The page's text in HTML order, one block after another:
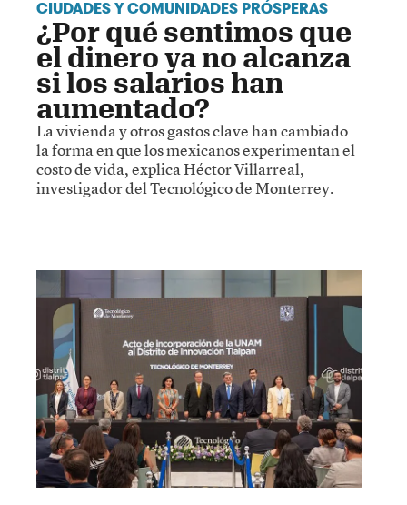
CIUDADES Y COMUNIDADES PRÓSPERAS
¿Por qué sentimos que
el dinero ya no alcanza
si los salarios han
aumentado?
La vivienda y otros gastos clave han cambiado
la forma en que los mexicanos experimentan el
costo de vida, explica Héctor Villarreal,
investigador del Tecnológico de Monterrey.